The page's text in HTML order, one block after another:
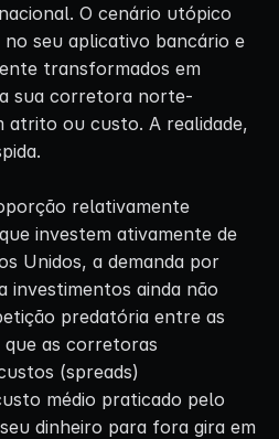
O cenário utópico
seu aplicativo bancário e
transformados em
sua corretora norte-
atrito ou custo. A realidade,
relativamente
investem ativamente de
Unidos, a demanda por
investimentos ainda não
predatória entre as
as corretoras
(spreads)
médio praticado pelo
dinheiro para fora gira em